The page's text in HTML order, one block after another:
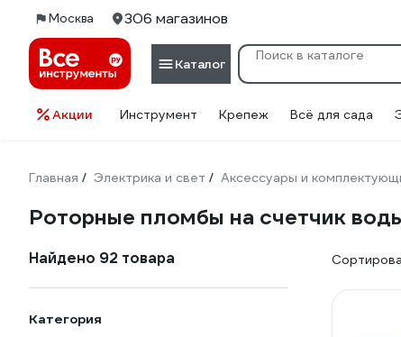
Москва 306 магазинов
Каталог
Акции Инструмент Крепеж Всё для сада
Главная / Электрика и свет / Аксессуары и
Роторные пломбы на счетчик
Найдено 92 товара
Категория